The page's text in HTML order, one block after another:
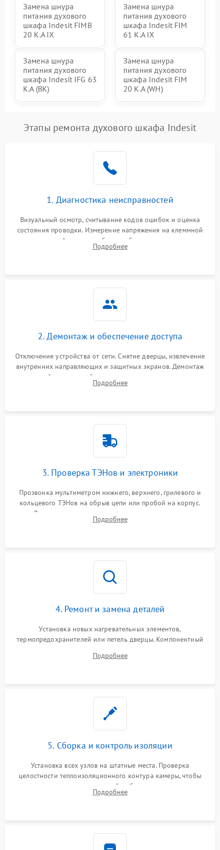
Замена шнура
питания духового
шкафа Indesit FIMB
20 K.A IX
Замена шнура
питания духового
шкафа Indesit FIM
61 K.A IX
Замена шнура
питания духового
шкафа Indesit IFG 63
K.A (BK)
Замена шнура
питания духового
шкафа Indesit FIM
20 K.A (WH)
Этапы ремонта духового шкафа Indesit
1. Диагностика неисправностей
Визуальный осмотр, считывание кодов ошибок и оценка
состояния проводки. Измерение напряжения на клеммной
колодке. Анализ жалоб на проблемы с нагревом,
конвекцией, панелью управления или блокировкой дверцы.
Подробнее
2. Демонтаж и обеспечение доступа
Отключение устройства от сети. Снятие дверцы, извлечение
внутренних направляющих и защитных экранов. Демонтаж
задней или верхней панели для прямого доступа к
нагревательным элементам, плате и вентиляторам.
Подробнее
3. Проверка ТЭНов и электроники
Прозвонка мультиметром нижнего, верхнего, грилевого и
кольцевого ТЭНов на обрыв цепи или пробой на корпус.
Диагностика термостата, датчиков температуры,
переключателя режимов и мотора конвекции.
Подробнее
4. Ремонт и замена деталей
Установка новых нагревательных элементов,
термопредохранителей или петель дверцы. Компонентный
выгоревших реле, восстановление контактов и замена
Подробнее
5. Сборка и контроль изоляции
Установка всех узлов на штатные места. Проверка
целостности теплоизоляционного контура камеры, чтобы
исключить перегрев кухонной мебели и потерю тепла.
Надежная фиксация клемм и сборка корпуса шкафа.
Подробнее